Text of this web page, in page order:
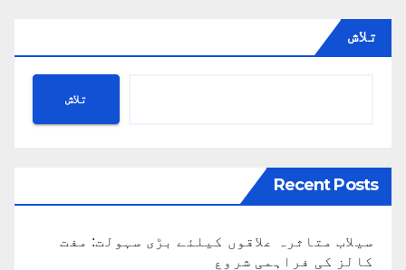
تلاش
تلاش
Recent Posts
سیلاب متاثرہ علاقوں کیلئے بڑی سہولت: مفت
کالز کی فراہمی شروع